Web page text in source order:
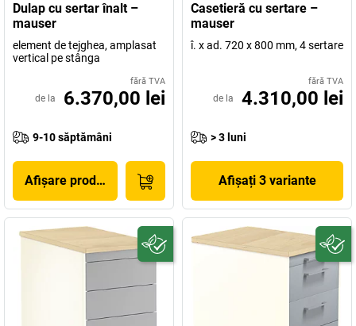
Dulap cu sertar înalt –
mauser
element de tejghea, amplasat
vertical pe stânga
fără TVA
de la 6.370,00 lei
9-10 săptămâni
Afișare produs
Casetieră cu sertare –
mauser
î. x ad. 720 x 800 mm, 4 sertare
fără TVA
de la 4.310,00 lei
> 3 luni
Afișați 3 variante